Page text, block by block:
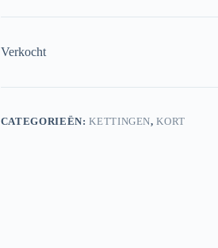
Verkocht
CATEGORIEËN:KETTINGEN,KORT